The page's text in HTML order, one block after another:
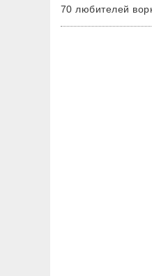
70 любителей